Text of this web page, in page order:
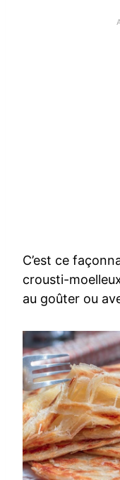
C’est ce
crousti-
au goûter ou